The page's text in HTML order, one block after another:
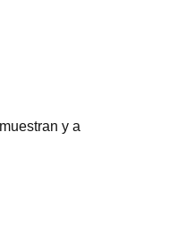
y a